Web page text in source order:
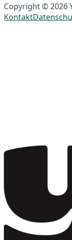
Copyright © 2026
Kontakt